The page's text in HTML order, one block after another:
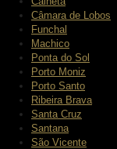
Câmara de Lobos
Funchal
Machico
Ponta do Sol
Porto Moniz
Porto Santo
Ribeira Brava
Santa Cruz
Santana
São Vicente